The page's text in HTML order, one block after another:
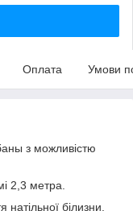
Оплата Умови
з можливістю
2,3 метра.
білизни.